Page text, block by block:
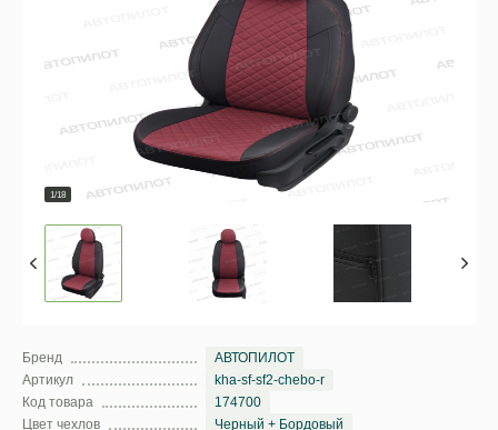
1/18
Бренд
АВТОПИЛОТ
Артикул
kha-sf-sf2-chebo-r
Код товара
174700
Цвет чехлов
Черный + Бордовый